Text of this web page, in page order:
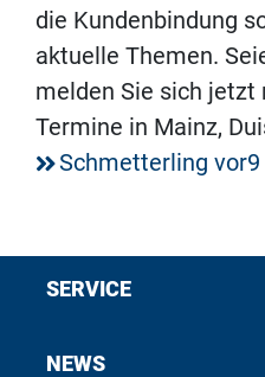
die Kundenbindung
aktuelle Themen.
melden Sie sich jetzt
Termine in Mainz,
Schmetterling vor9
SERVICE
NEWS